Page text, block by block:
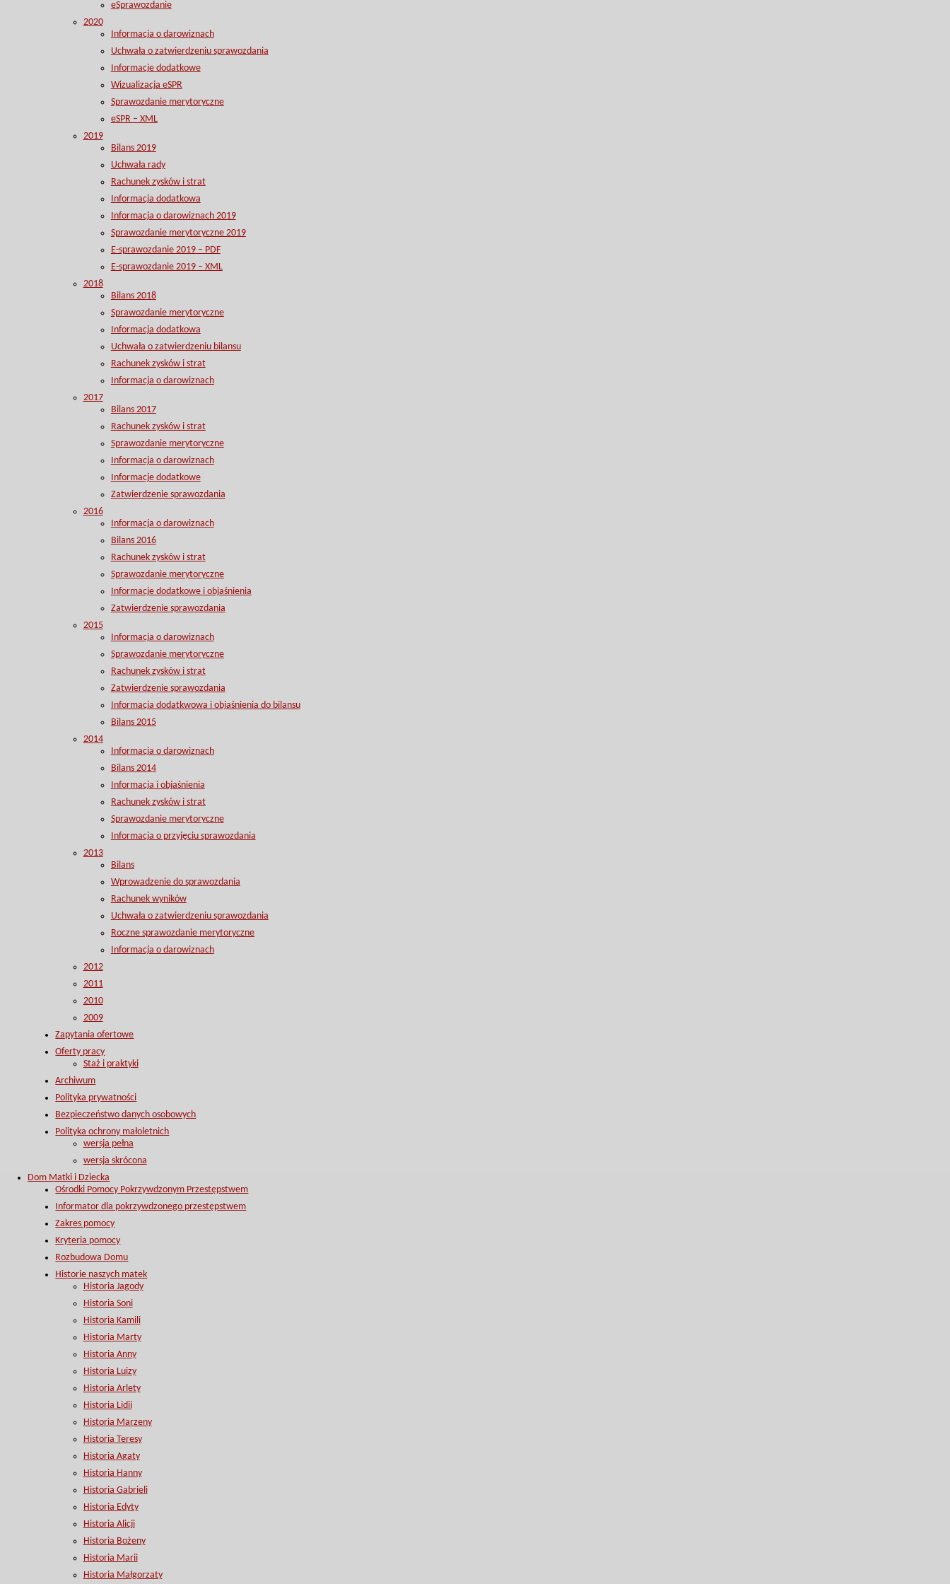
eSprawozdanie
2020
Informacja o darowiznach
Uchwała o zatwierdzeniu sprawozdania
Informacje dodatkowe
Wizualizacja eSPR
Sprawozdanie merytoryczne
eSPR – XML
2019
Bilans 2019
Uchwała rady
Rachunek zysków i strat
Informacja dodatkowa
Informacja o darowiznach 2019
Sprawozdanie merytoryczne 2019
E-sprawozdanie 2019 – PDF
E-sprawozdanie 2019 – XML
2018
Bilans 2018
Sprawozdanie merytoryczne
Informacja dodatkowa
Uchwała o zatwierdzeniu bilansu
Rachunek zysków i strat
Informacja o darowiznach
2017
Bilans 2017
Rachunek zysków i strat
Sprawozdanie merytoryczne
Informacja o darowiznach
Informacje dodatkowe
Zatwierdzenie sprawozdania
2016
Informacja o darowiznach
Bilans 2016
Rachunek zysków i strat
Sprawozdanie merytoryczne
Informacje dodatkowe i objaśnienia
Zatwierdzenie sprawozdania
2015
Informacja o darowiznach
Sprawozdanie merytoryczne
Rachunek zysków i strat
Zatwierdzenie sprawozdania
Informacja dodatkwowa i objaśnienia do bilansu
Bilans 2015
2014
Informacja o darowiznach
Bilans 2014
Informacja i objaśnienia
Rachunek zysków i strat
Sprawozdanie merytoryczne
Informacja o przyjęciu sprawozdania
2013
Bilans
Wprowadzenie do sprawozdania
Rachunek wyników
Uchwała o zatwierdzeniu sprawozdania
Roczne sprawozdanie merytoryczne
Informacja o darowiznach
2012
2011
2010
2009
Zapytania ofertowe
Oferty pracy
Staż i praktyki
Archiwum
Polityka prywatności
Bezpieczeństwo danych osobowych
Polityka ochrony małoletnich
wersja pełna
wersja skrócona
Dom Matki i Dziecka
Ośrodki Pomocy Pokrzywdzonym Przestępstwem
Informator dla pokrzywdzonego przestępstwem
Zakres pomocy
Kryteria pomocy
Rozbudowa Domu
Historie naszych matek
Historia Jagody
Historia Soni
Historia Kamili
Historia Marty
Historia Anny
Historia Luizy
Historia Arlety
Historia Lidii
Historia Marzeny
Historia Teresy
Historia Agaty
Historia Hanny
Historia Gabrieli
Historia Edyty
Historia Alicji
Historia Bożeny
Historia Marii
Historia Małgorzaty